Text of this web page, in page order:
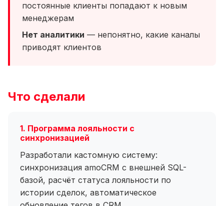
постоянные клиенты попадают к новым
менеджерам
Нет аналитики — непонятно, какие каналы
приводят клиентов
Что сделали
1. Программа лояльности с
синхронизацией
Разработали кастомную систему:
синхронизация amoCRM с внешней SQL-
базой, расчёт статуса лояльности по
истории сделок, автоматическое